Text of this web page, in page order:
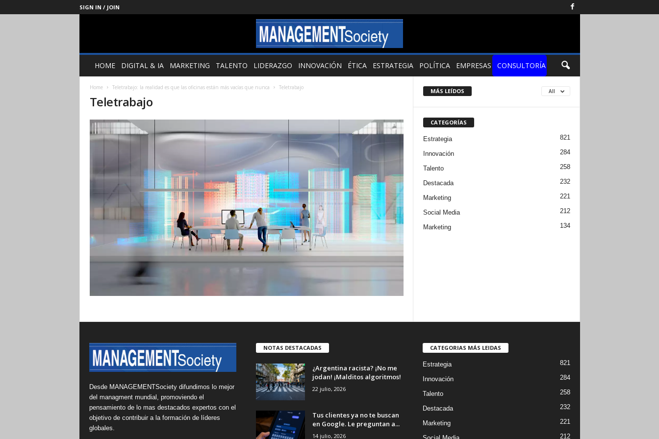
SIGN IN / JOIN
Management
SocietyHOME DIGITAL & IA MARKETING TALENTO LIDERAZGO INNOVACIÓN ÉTICA ESTRATEGIA POLÍTICA EMPRESAS CONSULTORÍA
Home Teletrabajo: la realidad es que las oficinas están más vacías que nunca Teletrabajo
Teletrabajo
MÁS LEÍDOS All
CATEGORÍAS
Estrategia 821
Innovación 284
Talento 258
Destacada 232
Marketing 221
Social Media 212
Marketing 134
Desde MANAGEMENTSociety difundimos lo mejor
del managment mundial, promoviendo el
pensamiento de lo mas destacados expertos con el
objetivo de contribuir a la formación de líderes
globales.
NOTAS DESTACADAS
¿Argentina racista? ¡No me
jodan! ¡Malditos algoritmos!
22 julio, 2026
Tus clientes ya no te buscan
en Google. Le preguntan a...
14 julio, 2026
CATEGORIAS MÁS LEIDAS
Estrategia 821
Innovación 284
Talento 258
Destacada 232
Marketing 221
212